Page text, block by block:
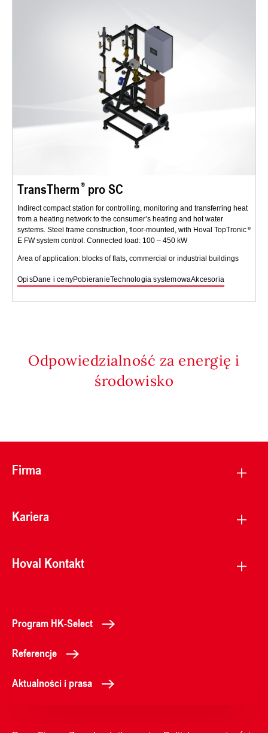
TransTherm pro SC
Indirect compact station for controlling, monitoring and transferring heat
from a heating network to the consumer’s heating and hot water
systems. Steel frame construction, floor-mounted, with Hoval TopTronic
E FW system control. Connected load: 100 – 450 kW
Area of application: blocks of flats, commercial or industrial buildings
OpisDane i cenyPobieranieTechnologia systemowaAkcesoria
Odpowiedzialność za energię i
środowisko
Firma
Kariera
Hoval Kontakt
Program HK-Select
Referencje
Aktualności i prasa